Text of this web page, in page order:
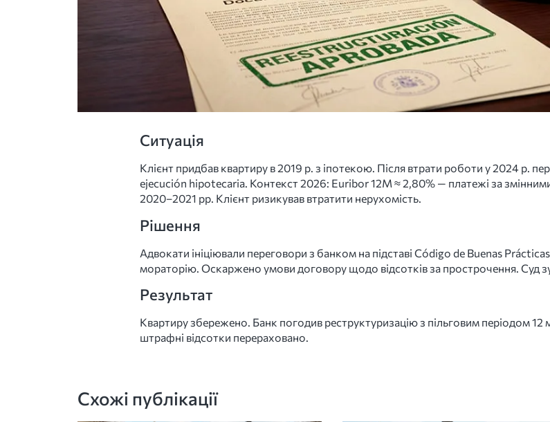
Ситуація
Клієнт придбав квартиру в 2019 р. з іпотекою. Після втрати роботи у 2024 р.
ejecución hipotecaria. Контекст 2026: Euribor 12M ≈ 2,80% — платежі за
2020–2021 рр. Клієнт ризикував втратити нерухомість.
Рішення
Адвокати ініціювали переговори з банком на підставі Código de Buenas
мораторію. Оскаржено умови договору щодо відсотків за прострочення. Суд
Результат
Квартиру збережено. Банк погодив реструктуризацію з пільговим періодом 12
штрафні відсотки перераховано.
Схожі публікації